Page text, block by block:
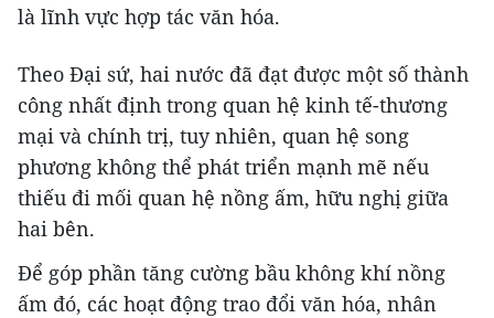
là lĩnh vực hợp tác văn hóa.
Theo Đại sứ, hai nước đã đạt được một số thành
công nhất định trong quan hệ kinh tế-thương
mại và chính trị, tuy nhiên, quan hệ song
phương không thể phát triển mạnh mẽ nếu
thiếu đi mối quan hệ nồng ấm, hữu nghị giữa
hai bên.
Để góp phần tăng cường bầu không khí nồng
ấm đó, các hoạt động trao đổi văn hóa, nhân